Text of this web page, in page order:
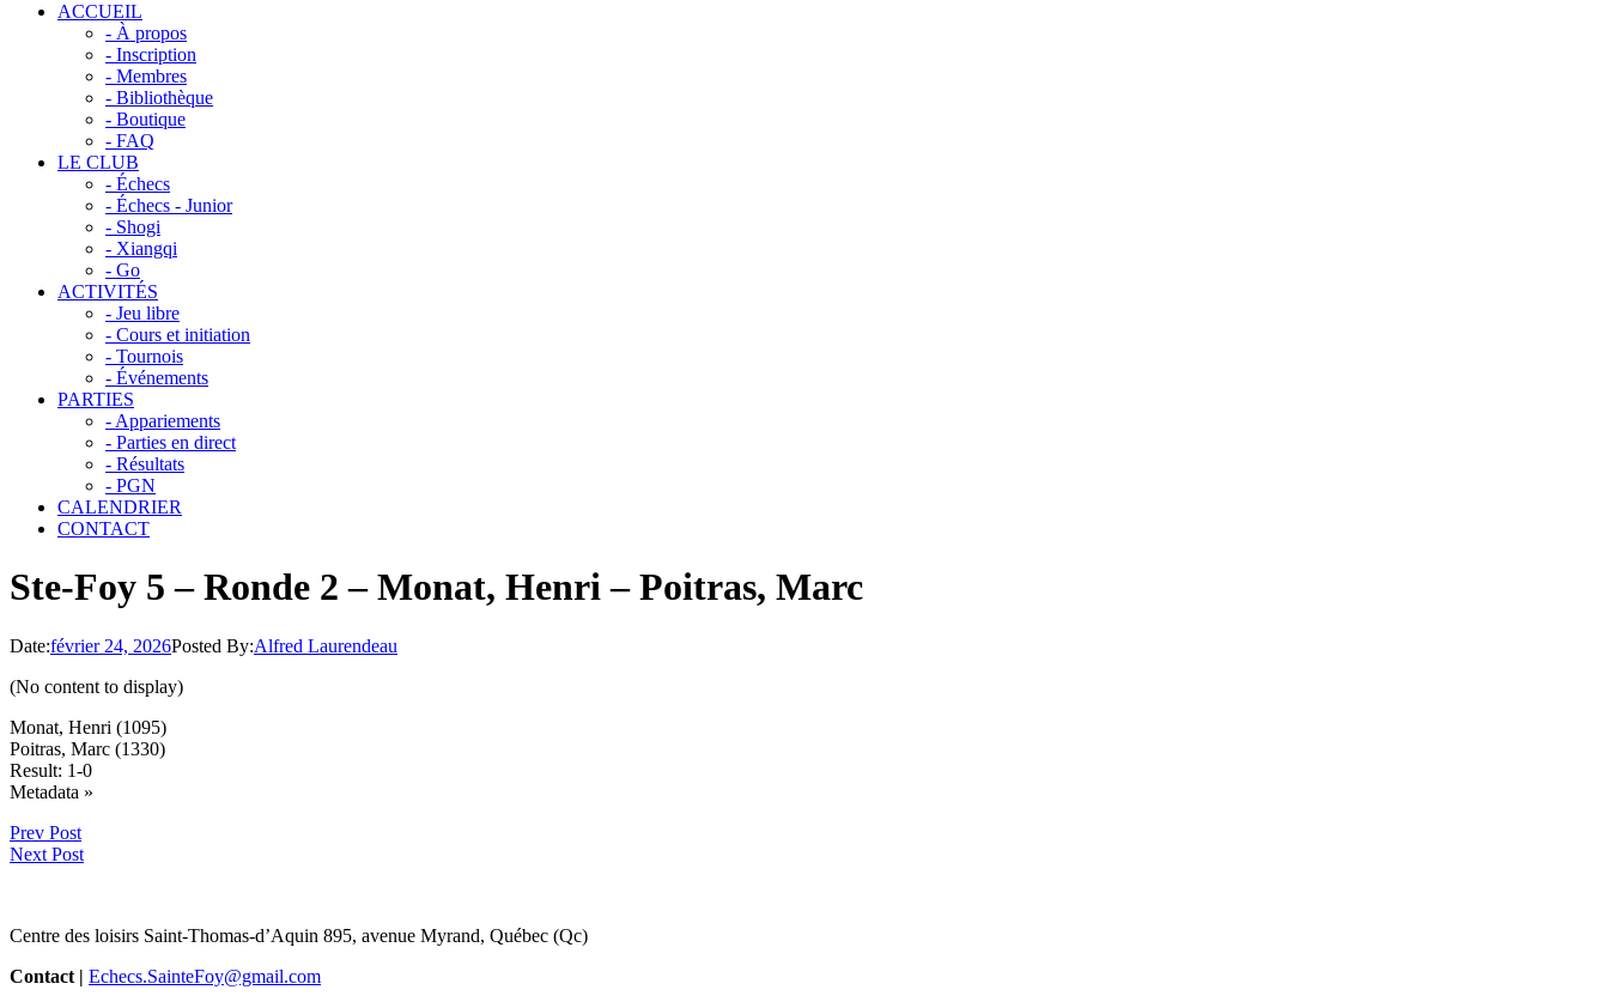
ACCUEIL
- À propos
- Inscription
- Membres
- Bibliothèque
- Boutique
- FAQ
LE CLUB
- Échecs
- Échecs - Junior
- Shogi
- Xiangqi
- Go
ACTIVITÉS
- Jeu libre
- Cours et initiation
- Tournois
- Événements
PARTIES
- Appariements
- Parties en direct
- Résultats
- PGN
CALENDRIER
CONTACT
Ste-Foy 5 – Ronde 2 – Monat, Henri – Poitras, Marc
Date:février 24, 2026Posted By:Alfred Laurendeau
(No content to display)
Monat, Henri (1095)
Poitras, Marc (1330)
Result: 1-0
Metadata »
Prev Post
Next Post
Centre des loisirs Saint-Thomas-d’Aquin 895, avenue Myrand, Québec (Qc)
Contact | Echecs.SainteFoy@gmail.com